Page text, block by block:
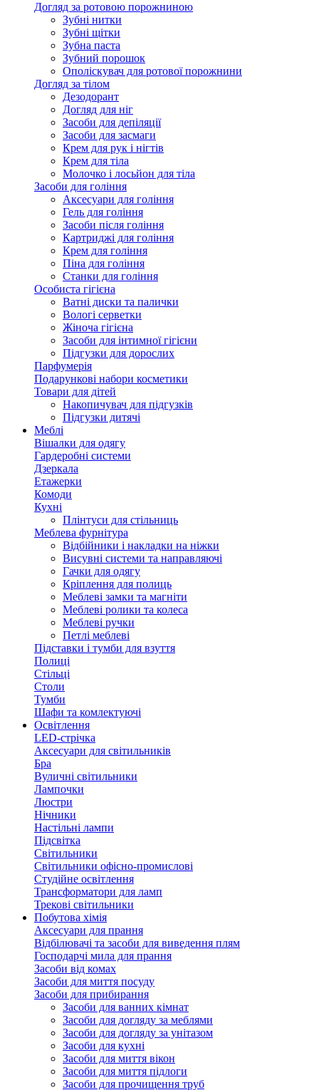
Догляд за ротовою порожниною
Зубні нитки
Зубні щітки
Зубна паста
Зубний порошок
Ополіскувач для ротової порожнини
Догляд за тілом
Дезодорант
Догляд для ніг
Засоби для депіляції
Засоби для засмаги
Крем для рук і нігтів
Крем для тіла
Молочко і лосьйон для тіла
Засоби для гоління
Аксесуари для гоління
Гель для гоління
Засоби після гоління
Картриджі для гоління
Крем для гоління
Піна для гоління
Станки для гоління
Особиста гігієна
Ватні диски та палички
Вологі серветки
Жіноча гігієна
Засоби для інтимної гігієни
Підгузки для дорослих
Парфумерія
Подарункові набори косметики
Товари для дітей
Накопичувач для підгузків
Підгузки дитячі
Меблі
Вішалки для одягу
Гардеробні системи
Дзеркала
Етажерки
Комоди
Кухні
Плінтуси для стільниць
Меблева фурнітура
Відбійники і накладки на ніжки
Висувні системи та направляючі
Гачки для одягу
Кріплення для полиць
Меблеві замки та магніти
Меблеві ролики та колеса
Меблеві ручки
Петлі меблеві
Підставки і тумби для взуття
Полиці
Стільці
Столи
Тумби
Шафи та комлектуючі
Освітлення
LED-стрічка
Аксесуари для світильників
Бра
Вуличні світильники
Лампочки
Люстри
Нічники
Настільні лампи
Підсвітка
Світильники
Світильники офісно-промислові
Студійне освітлення
Трансформатори для ламп
Трекові світильники
Побутова хімія
Аксесуари для прання
Відбілювачі та засоби для виведення плям
Господарчі мила для прання
Засоби від комах
Засоби для миття посуду
Засоби для прибирання
Засоби для ванних кімнат
Засоби для догляду за меблями
Засоби для догляду за унітазом
Засоби для кухні
Засоби для миття вікон
Засоби для миття підлоги
Засоби для прочищення труб